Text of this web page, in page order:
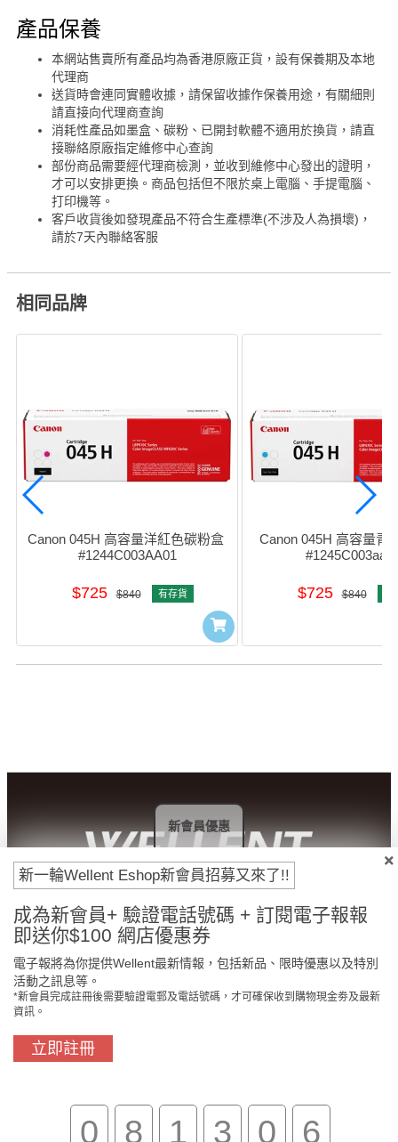
產品保養
本網站售賣所有產品均為香港原廠正貨，設有保養期及本地
代理商
送貨時會連同實體收據，請保留收據作保養用途，有關細則
請直接向代理商查詢
消耗性產品如墨盒、碳粉、已開封軟體不適用於換貨，請直
接聯絡原廠指定維修中心查詢
部份商品需要經代理商檢測，並收到維修中心發出的證明，
才可以安排更換。商品包括但不限於桌上電腦、手提電腦、
打印機等。
客戶收貨後如發現產品不符合生產標準(不涉及人為損壞)，
請於7天內聯絡客服
相同品牌
Canon 045H 高容量洋紅色碳粉盒
#1244C003AA01
$725 $840 有存貨
Canon 045H 高容量青
$725 $840
付款方法
新一輪Wellent Eshop新會員招募又來了!!
成為新會員+ 驗證電話號碼 + 訂閱電子報報
即送你$100 網店優惠券
電子報將為你提供Wellent最新情報，包括新品、限時優惠以及特別
活動之訊息等。
*新會員完成註冊後需要驗證電郵及電話號碼，才可確保收到購物現金劵及最新
資訊。
立即註冊
0 8 1 3 0 5
新會員優惠